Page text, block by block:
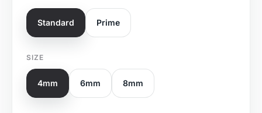
Standard Prime
SIZE
4mm 6mm 8mm